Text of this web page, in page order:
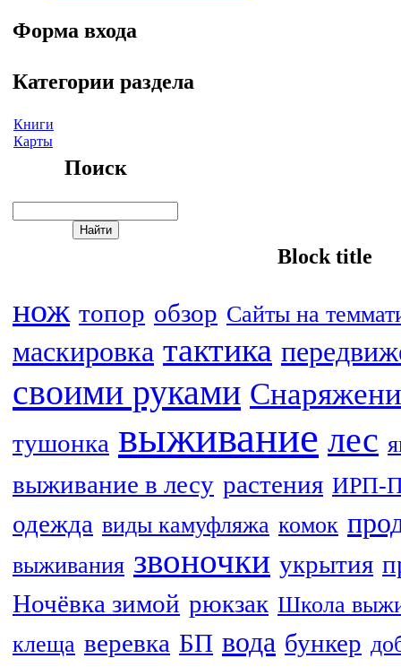
Форма входа
Категории раздела
Книги
Карты
Поиск
Block title
нож топор обзор Сайты на
маскировка тактика
своими руками
тушонка выживание лес
выживание в лесу растения ИРП-
одежда виды камуфляжа комок
выживания звоночки укрытия
Ночёвка зимой рюкзак Школа
клеща веревка БП вода бункер